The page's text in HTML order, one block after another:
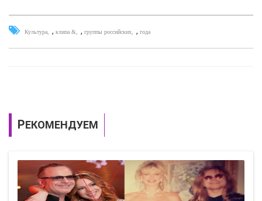
Культура , клипа & , группы российских , года
РЕКОМЕНДУЕМ